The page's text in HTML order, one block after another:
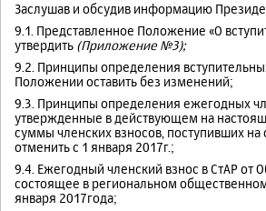
Заслушав и обсудив информацию
9.1. Представленное Положение «О
утвердить (Приложение №3);
9.2. Принципы определения
Положении оставить без изменений;
9.3. Принципы определения ежегодных
утвержденные в действующем на
суммы членских взносов, поступивших
отменить с 1 января 2017г.;
9.4. Ежегодный членский взнос в СтАР
состоящее в региональном
января 2017года;